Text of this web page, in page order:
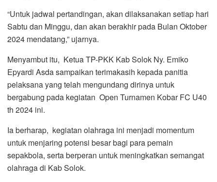
“Untuk jadwal pertandingan, akan dilaksanakan setiap hari
Sabtu dan Minggu, dan akan berakhir pada Bulan Oktober
2024 mendatang,” ujarnya.
Menyambut itu, Ketua TP-PKK Kab Solok Ny. Emiko
Epyardi Asda sampaikan terimakasih kepada panitia
pelaksana yang telah mengundang dirinya untuk
bergabung pada kegiatan Open Turnamen Kobar FC U40
th 2024 ini.
Ia berharap, kegiatan olahraga ini menjadi momentum
untuk menjaring potensi besar bagi para pemain
sepakbola, serta berperan untuk meningkatkan semangat
olahraga di Kab Solok.